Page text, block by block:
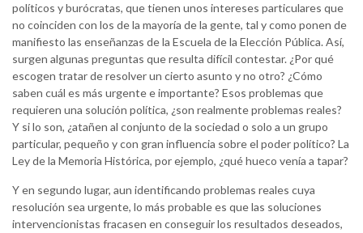
políticos y burócratas, que tienen unos intereses particulares que
no coinciden con los de la mayoría de la gente, tal y como ponen de
manifiesto las enseñanzas de la Escuela de la Elección Pública. Así,
surgen algunas preguntas que resulta difícil contestar. ¿Por qué
escogen tratar de resolver un cierto asunto y no otro? ¿Cómo
saben cuál es más urgente e importante? Esos problemas que
requieren una solución política, ¿son realmente problemas reales?
Y si lo son, ¿atañen al conjunto de la sociedad o solo a un grupo
particular, pequeño y con gran influencia sobre el poder político? La
Ley de la Memoria Histórica, por ejemplo, ¿qué hueco venía a tapar?
Y en segundo lugar, aun identificando problemas reales cuya
resolución sea urgente, lo más probable es que las soluciones
intervencionistas fracasen en conseguir los resultados deseados,